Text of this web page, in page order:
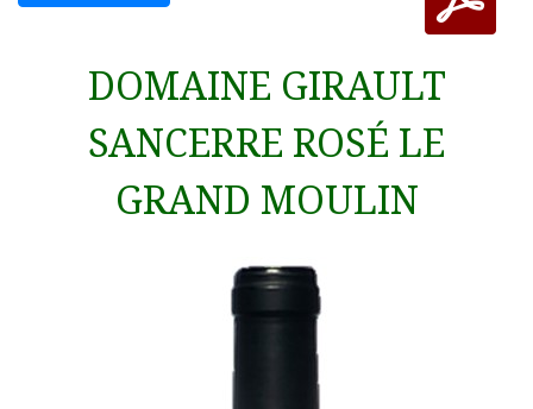
DOMAINE GIRAULT
SANCERRE ROSÉ LE
GRAND MOULIN